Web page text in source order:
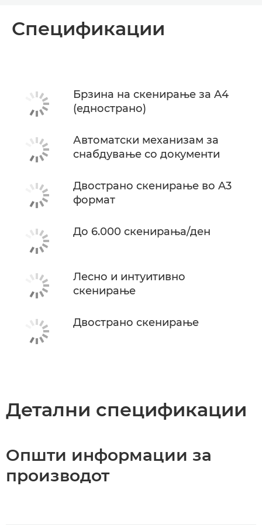
Спецификации
Брзина на скенирање за A4
(еднострано)
Автоматски механизам за
снабдување со документи
Двострано скенирање во A3
формат
До 6.000 скенирања/ден
Лесно и интуитивно
скенирање
Двострано скенирање
Детални спецификации
Општи информации за
производот